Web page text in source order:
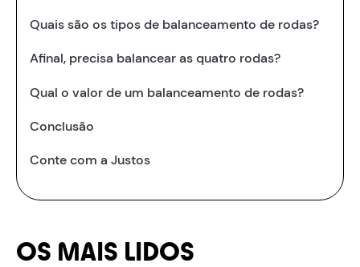
Quais são os tipos de balanceamento de rodas?
Afinal, precisa balancear as quatro rodas?
Qual o valor de um balanceamento de rodas?
Conclusão
Conte com a Justos
OS MAIS LIDOS